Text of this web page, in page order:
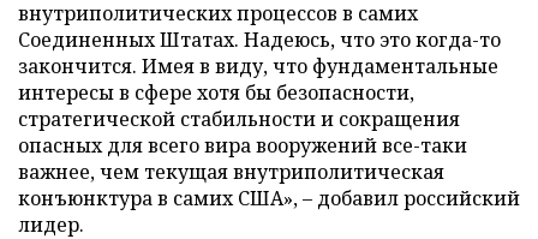
внутриполитических процессов в самих
Соединенных Штатах. Надеюсь, что это когда-то
закончится. Имея в виду, что фундаментальные
интересы в сфере хотя бы безопасности,
стратегической стабильности и сокращения
опасных для всего вира вооружений все-таки
важнее, чем текущая внутриполитическая
конъюнктура в самих США», – добавил российский
лидер.